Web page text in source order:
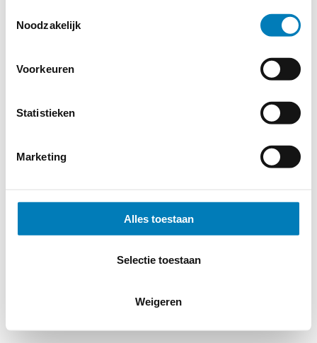
Noodzakelijk
Voorkeuren
Statistieken
Marketing
Alles toestaan
Selectie toestaan
Weigeren